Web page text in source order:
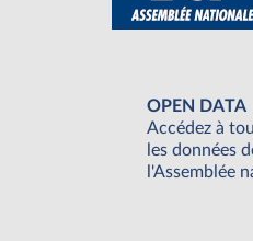
OPEN DATA
Accédez à
les données
l'Assemblée